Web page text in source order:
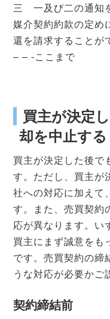
三 一及び二の通知
媒介契約約款の定め
還を請求することが
– – -ここまで
買主が決定
却を中止する
買主が決定した後で
す。ただし、買主が
社への対応に加えて
す。また、売買契約
応が異なります。い
買主にまず誠意をも
です。売買契約の締
うな対応が必要かご
契約締結前